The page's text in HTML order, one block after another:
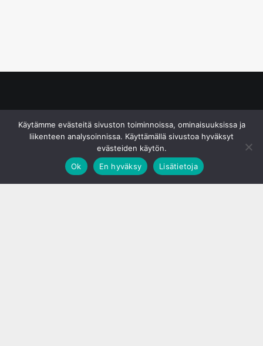
Käytämme evästeitä sivuston toiminnoissa, ominaisuuksissa ja
liikenteen analysoinnissa. Käyttämällä sivustoa hyväksyt
evästeiden käytön.
Ok
En hyväksy Lisätietoja